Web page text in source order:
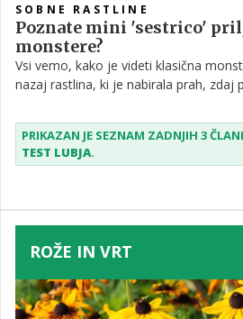
SOBNE RASTLINE
Poznate mini 'sestrico'
monstere?
Vsi vemo, kako je videti klasična
nazaj rastlina, ki je nabirala prah, zdaj
monster - in sicer monstero adansonii.
PRIKAZAN JE SEZNAM ZADNJIH 3
TEST LUBJA.
ROŽE IN VRT